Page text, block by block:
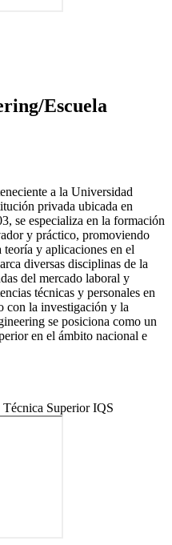
Escuela
a la Universidad
privada ubicada en
se especializa en la formación
y práctico, promoviendo
y aplicaciones en el
diversas disciplinas de la
del mercado laboral y
técnicas y personales en
con la investigación y la
se posiciona como un
en el ámbito nacional e
Superior IQS